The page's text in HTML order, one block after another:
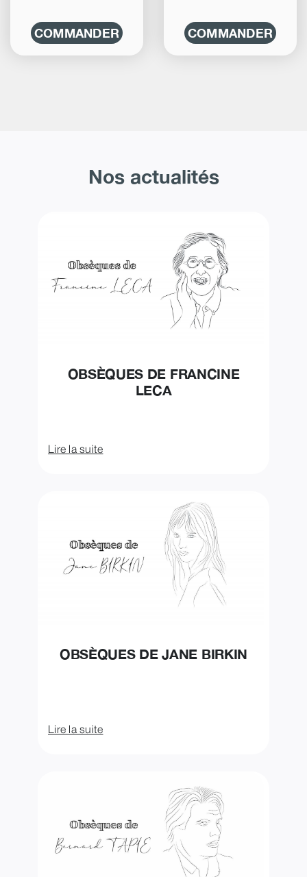
COMMANDER COMMANDER
Nos actualités
OBSÈQUES DE FRANCINE
LECA
Lire la suite
OBSÈQUES DE JANE BIRKIN
Lire la suite